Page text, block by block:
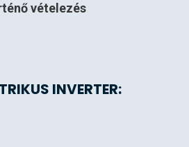
vételezés
INVERTER: